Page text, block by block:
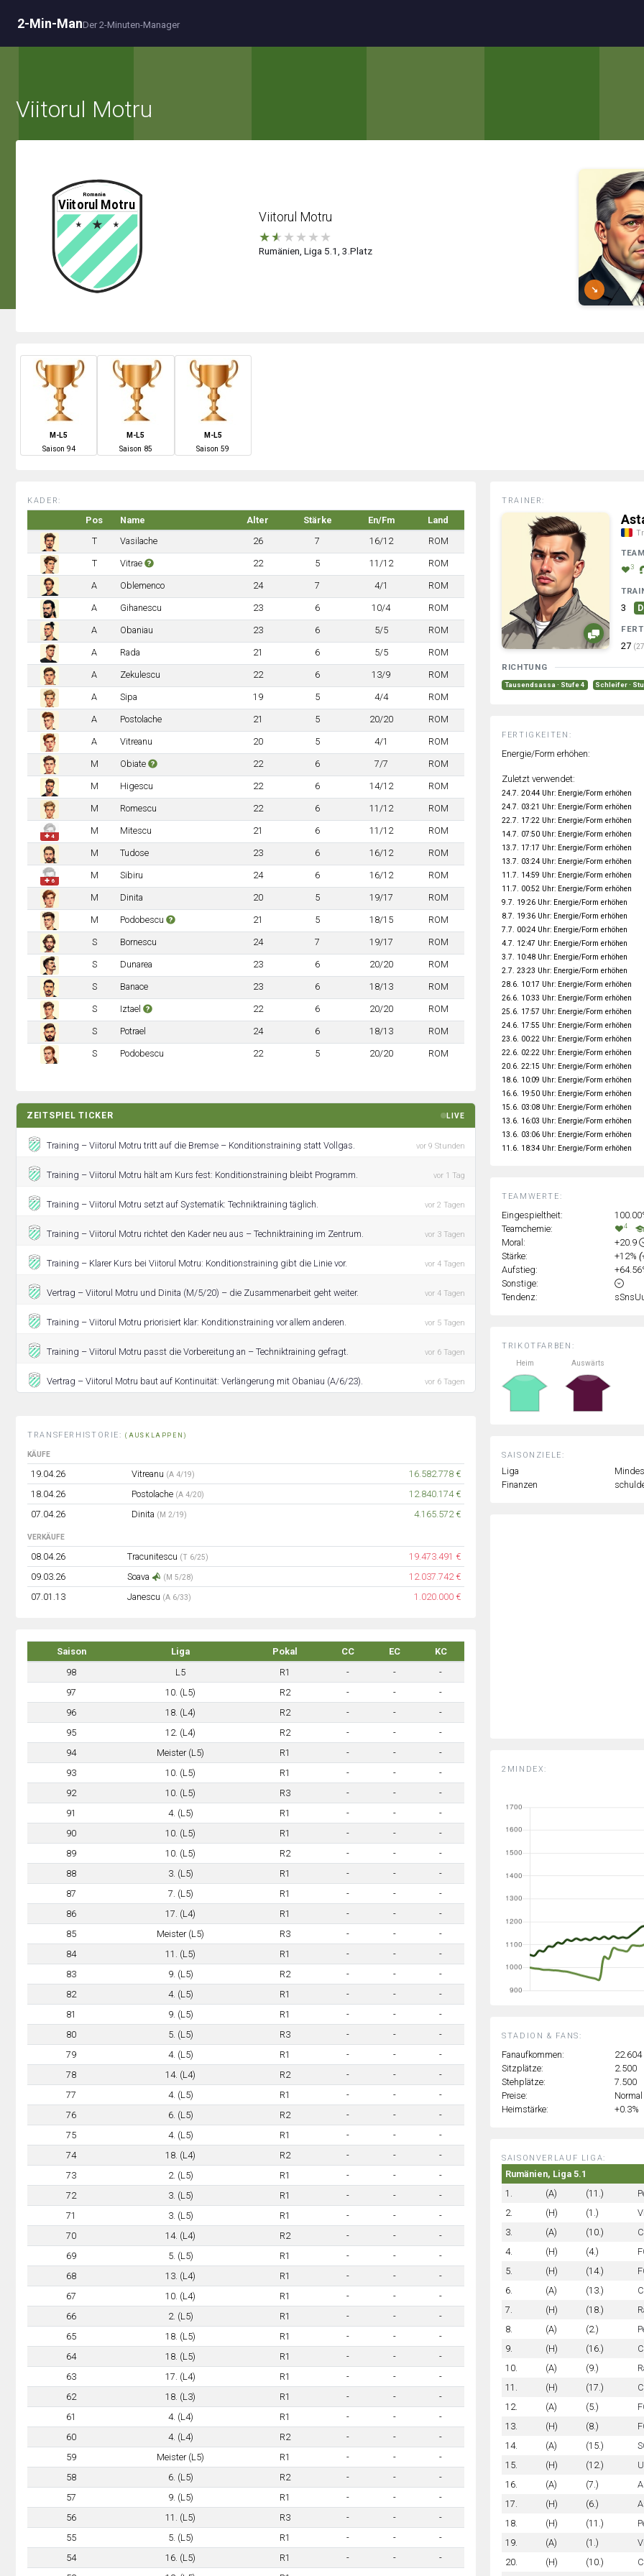
2-Min-ManDer 2-Minuten-Manager
Viitorul Motru
Viitorul Motru
★★ ★ ★ ★ ★
Rumänien, Liga 5.1, 3.Platz
↘
M-L5
Saison 94
M-L5
Saison 85
M-L5
Saison59
KADER:
Pos Name Alter Stärke En/Fm
Land
T
Vasilache 26 7 16/12 ROM
T Vitrae 22 5 11/12 ROM
A Oblemenco 24 7 4/1 ROM
A Gihanescu 23 6 10/4 ROM
A Obaniau 23 6 5/5 ROM
A Rada 21 6 5/5 ROM
A Zekulescu 22 6 13/9 ROM
A Sipa 19 5 4/4 ROM
A Postolache 21 5 20/20 ROM
A Vitreanu 20 5 4/1 ROM
M Obiate 22 6 7/7 ROM
M Higescu 22 6 14/12 ROM
M Romescu 22 6 11/12 ROM
✚ 4
M Mitescu 21 6 11/12 ROM
M Tudose 23 6 16/12 ROM
✚ 6
M Sibiru 24 6 16/12 ROM
M Dinita 20 5 19/17 ROM
M Podobescu 21 5 18/15 ROM
S Bornescu 24 7 19/17 ROM
S Dunarea 23 6 20/20 ROM
S Banace 23 6 18/13 ROM
S Iztael 22 6 20/20 ROM
S Potrael 24 6 18/13 ROM
S Podobescu 22 5 20/20 ROM
ZEITSPIEL TICKER LIVE
Training – Viitorul Motru tritt auf die Bremse – Konditionstraining statt Vollgas. vor 9 Stunden
Training – Viitorul Motru hält am Kurs fest: Konditionstraining bleibt Programm. vor 1 Tag
Training – Viitorul Motru setzt auf Systematik: Techniktraining täglich. vor 2 Tagen
Training – Viitorul Motru richtet den Kader neu aus – Techniktraining im Zentrum. vor 3 Tagen
Training – Klarer Kurs bei Viitorul Motru: Konditionstraining gibt die Linie vor. vor 4 Tagen
Vertrag – Viitorul Motru und Dinita (M/5/20) – die Zusammenarbeit geht weiter. vor 4 Tagen
Training – Viitorul Motru priorisiert klar: Konditionstraining vor allem anderen. vor 5 Tagen
Training – Viitorul Motru passt die Vorbereitung an – Techniktraining gefragt. vor 6 Tagen
Vertrag – Viitorul Motru baut auf Kontinuität: Verlängerung mit Obaniau (A/6/23). vor 6 Tagen
TRANSFERHISTORIE:(AUSKLAPPEN)
KÄUFE
19.04.26 Vitreanu (A 4/19)
16.582.778 €
18.04.26
Postolache (A 4/20)
12.840.174 €
07.04.26
Dinita (M 2/19) 4.165.572 €
VERKÄUFE
08.04.26 Tracunitescu (T 6/25)
19.473.491 €
09.03.26
Soava (M 5/28)
12.037.742 €
07.01.13
Janescu (A 6/33) 1.020.000 €
Saison Liga Pokal CC EC
KC
98
L5 R1 - -
-
97
10. (L5) R2 - -
-
96
18. (L4) R2 - -
-
95
12. (L4) R2 - -
-
94
Meister (L5) R1 - -
-
93
10. (L5) R1 - -
-
92
10. (L5) R3 - -
-
91
4. (L5) R1 - -
-
90
10. (L5) R1 - -
-
89
10. (L5) R2 - -
-
88
3. (L5) R1 - -
-
87
7. (L5) R1 - -
-
86
17. (L4) R1 - -
-
85
Meister (L5) R3 - -
-
84
11. (L5) R1 - -
-
83
9. (L5) R2 - -
-
82
4. (L5) R1 - -
-
81
9. (L5) R1 - -
-
80
5. (L5) R3 - -
-
79
4. (L5) R1 - -
-
78
14. (L4) R2 - -
-
77
4. (L5) R1 - -
-
76
6. (L5) R2 - -
-
75
4. (L5) R1 - -
-
74
18. (L4) R2 - -
-
73
2. (L5) R1 - -
-
72
3. (L5) R1 - -
-
71
3. (L5) R1 - -
-
70
14. (L4) R2 - -
-
69
5. (L5) R1 - -
-
68
13. (L4) R1 - -
-
67
10. (L4) R1 - -
-
66
2. (L5) R1 - -
-
65
18. (L5) R1 - -
-
64
18. (L5) R1 - -
-
63
17. (L4) R1 - -
-
62
18. (L3) R1 - -
-
61
4. (L4) R1 - -
-
60
4. (L4) R2 - -
-
59
Meister (L5) R1 - -
-
58
6. (L5) R2 - -
-
57
9. (L5) R1 - -
-
56
11. (L5) R3 - -
-
55
5. (L5) R1 - -
-
54
16. (L5) R1 - -
-
TRIKOTFARBEN:
Heim
Auswärts
SAISONZIELE:
Liga
Finanzen
2MINDEX:
TEAMWERTE:
Eingespieltheit:
Teamchemie:
4
Moral:
+20.9
Stärke:
+12%
Aufstieg:
Sonstige:
Tendenz:
TRAINER:
3
3
27
RICHTUNG
Tausendsassa · Stufe 4 Schleifer ·
FERTIGKEITEN:
Energie/Form erhöhen:
Zuletzt verwendet:
24.7. 20:44 Uhr: Energie/Form erhöhen
24.7. 03:21 Uhr: Energie/Form erhöhen
22.7. 17:22 Uhr: Energie/Form erhöhen
14.7. 07:50 Uhr: Energie/Form erhöhen
13.7. 17:17 Uhr: Energie/Form erhöhen
13.7. 03:24 Uhr: Energie/Form erhöhen
11.7. 14:59 Uhr: Energie/Form erhöhen
11.7. 00:52 Uhr: Energie/Form erhöhen
9.7. 19:26 Uhr: Energie/Form erhöhen
8.7. 19:36 Uhr: Energie/Form erhöhen
7.7. 00:24 Uhr: Energie/Form erhöhen
4.7. 12:47 Uhr: Energie/Form erhöhen
3.7. 10:48 Uhr: Energie/Form erhöhen
2.7. 23:23 Uhr: Energie/Form erhöhen
28.6. 10:17 Uhr: Energie/Form erhöhen
26.6. 10:33 Uhr: Energie/Form erhöhen
25.6. 17:57 Uhr: Energie/Form erhöhen
24.6. 17:55 Uhr: Energie/Form erhöhen
23.6. 00:22 Uhr: Energie/Form erhöhen
22.6. 02:22 Uhr: Energie/Form erhöhen
20.6. 22:15 Uhr: Energie/Form erhöhen
18.6. 10:09 Uhr: Energie/Form erhöhen
16.6. 19:50 Uhr: Energie/Form erhöhen
15.6. 03:08 Uhr: Energie/Form erhöhen
13.6. 16:03 Uhr: Energie/Form erhöhen
13.6. 03:06 Uhr: Energie/Form erhöhen
11.6. 18:34 Uhr: Energie/Form erhöhen
STADION & FANS:
Fanaufkommen:
22.604
Sitzplätze:
2.500
Stehplätze:
7.500
Preise:
Normal
Heimstärke:
+0.3%
SAISONVERLAUF LIGA:
Rumänien, Liga 5.1
1.
(A) (11.)
2.
(H) (1.)
3.
(A) (10.)
4.
(H) (4.)
5.
(H) (14.)
6.
(A) (13.)
7.
(H) (18.)
8.
(A) (2.)
9.
(H) (16.)
10.
(A) (9.)
11.
(H) (17.)
12.
(A) (5.)
13.
(H) (8.)
14.
(A) (15.)
15.
(H) (12.)
16.
(A) (7.)
17.
(H) (6.)
18.
(H) (11.)
19.
(A) (1.)
20.
(H) (10.)